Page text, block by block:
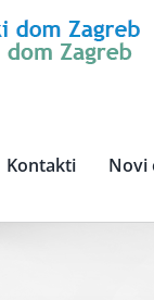
Kontakti Novi